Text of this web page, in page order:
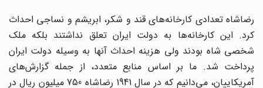
رضاشاه تعدادی کارخانه‌های قند و شکر، ابریشم و نساجی احداث
کرد. این کارخانه‌ها به دولت ایران تعلق نداشتند بلکه ملک
شخصی شاه بودند ولی هزینه احداث آنها به وسیله دولت ایران
پرداخت شد. ما بر اساس منابع متعدد، از جمله گزارش‌های
آمریکاییان، می‌دانیم که در سال 1941 رضاشاه 750 میلیون ریال در